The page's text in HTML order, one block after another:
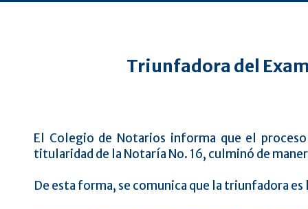
Triunfadora del
El Colegio de Notarios informa que el
titularidad de la Notaría No. 16, culminó de
De esta forma, se comunica que la triunfadora